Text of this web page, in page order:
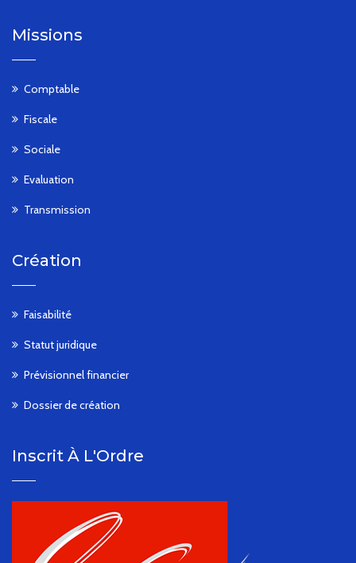
Missions
Comptable
Fiscale
Sociale
Evaluation
Transmission
Création
Faisabilité
Statut juridique
Prévisionnel financier
Dossier de création
Inscrit À L'Ordre